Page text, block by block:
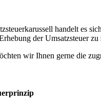
handelt es
der Umsatzsteuer zu
wir Ihnen gerne die